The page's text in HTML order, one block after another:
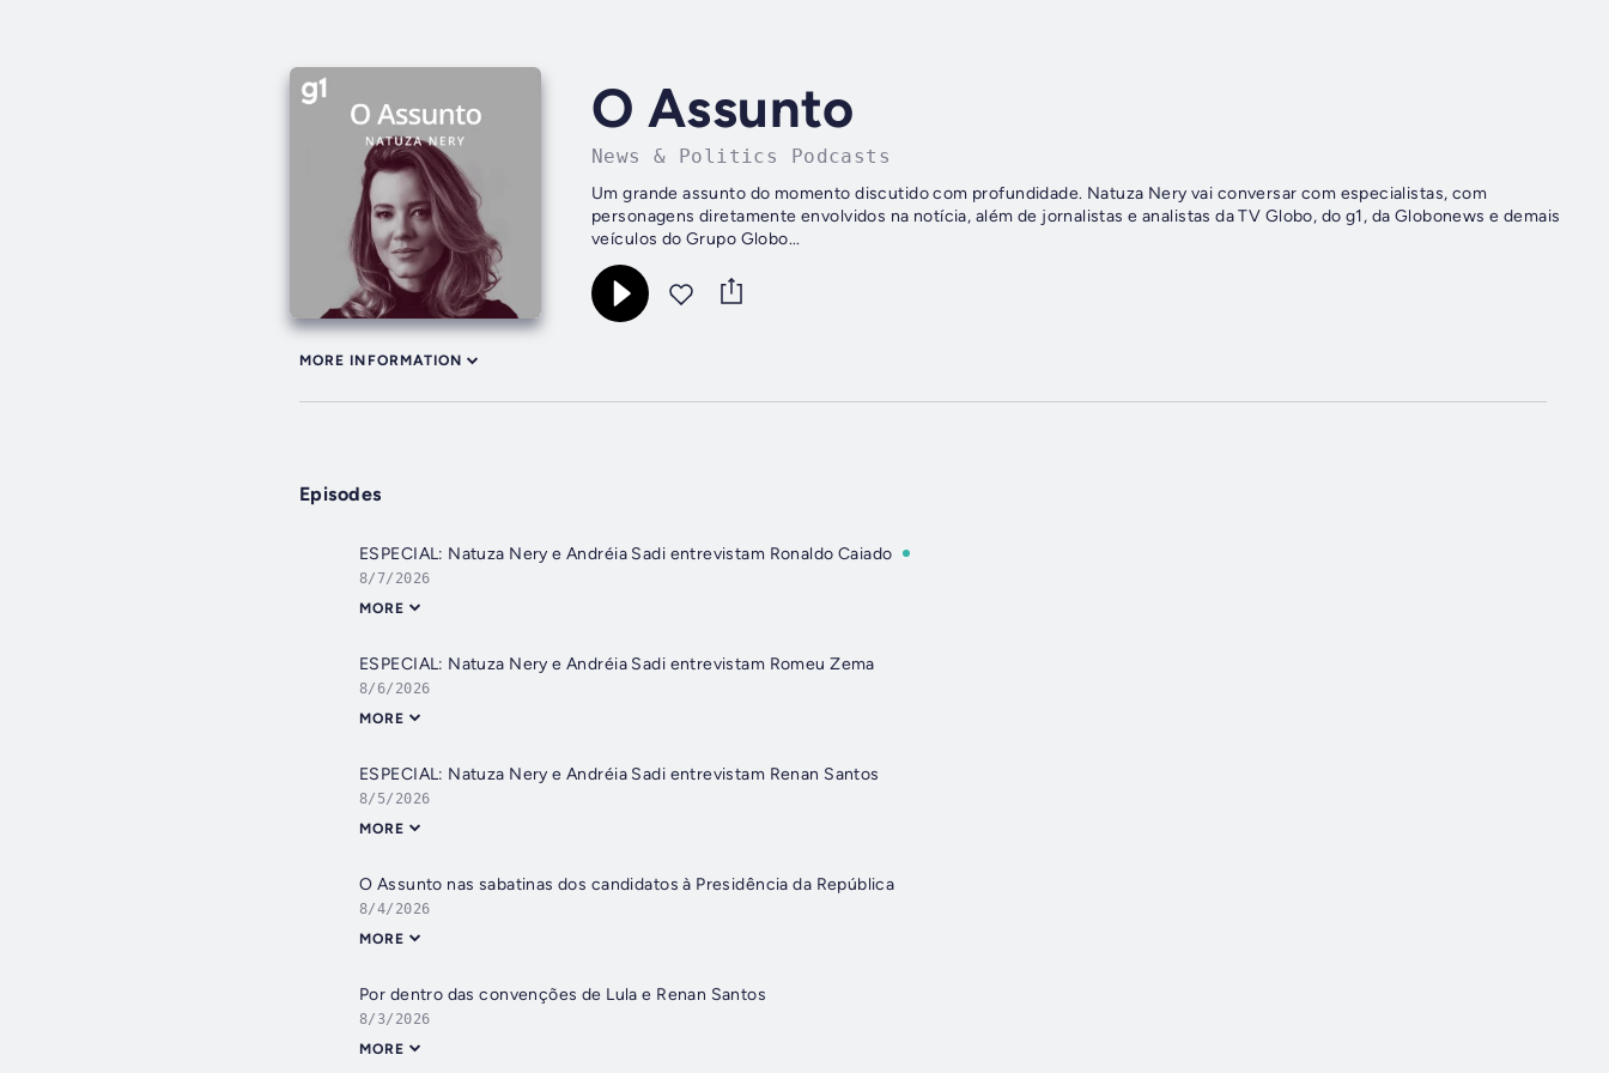
O Assunto
News & Politics Podcasts
Um grande assunto do momento discutido com profundidade. Natuza Nery vai conversar com especialistas, com
personagens diretamente envolvidos na notícia, além de jornalistas e analistas da TV Globo, do g1, da Globonews e demais
veículos do Grupo Globo...
MORE INFORMATION
Episodes
ESPECIAL: Natuza Nery e Andréia Sadi entrevistam Ronaldo Caiado
8/7/2026
MORE
ESPECIAL: Natuza Nery e Andréia Sadi entrevistam Romeu Zema
8/6/2026
MORE
ESPECIAL: Natuza Nery e Andréia Sadi entrevistam Renan Santos
8/5/2026
MORE
O Assunto nas sabatinas dos candidatos à Presidência da República
8/4/2026
MORE
Por dentro das convenções de Lula e Renan Santos
8/3/2026
MORE